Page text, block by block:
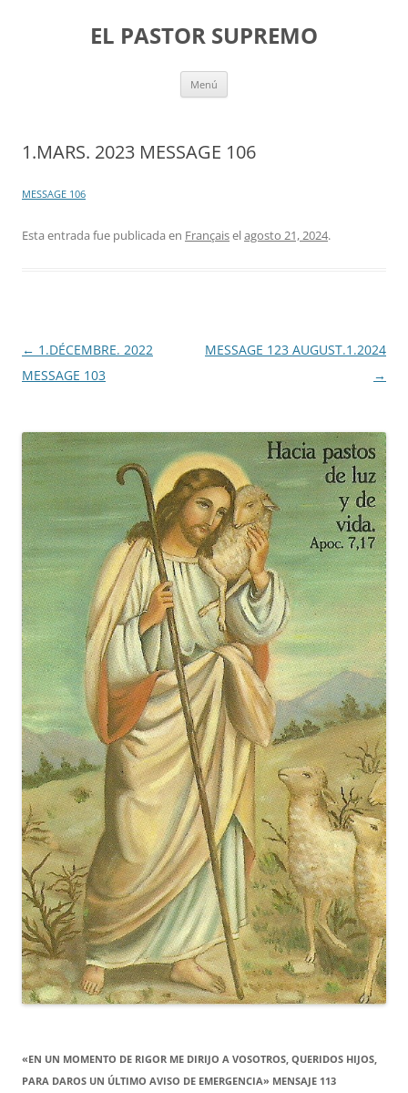
EL PASTOR SUPREMO
Menú
1.MARS. 2023 MESSAGE 106
MESSAGE 106
Esta entrada fue publicada en Françaiselagosto 21, 2024.
Navegación
de
← 1.DÉCEMBRE. 2022
MESSAGE 103
MESSAGE 123 AUGUST.1.2024
→
«EN UN MOMENTO DE RIGOR ME DIRIJO A VOSOTROS, QUERIDOS HIJOS,
PARA DAROS UN ÚLTIMO AVISO DE EMERGENCIA» MENSAJE 113